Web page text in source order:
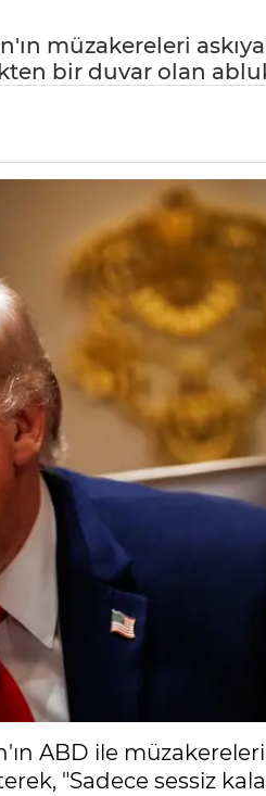
müzakereleri
bir duvar olan
ABD ile
"Sadece sessiz